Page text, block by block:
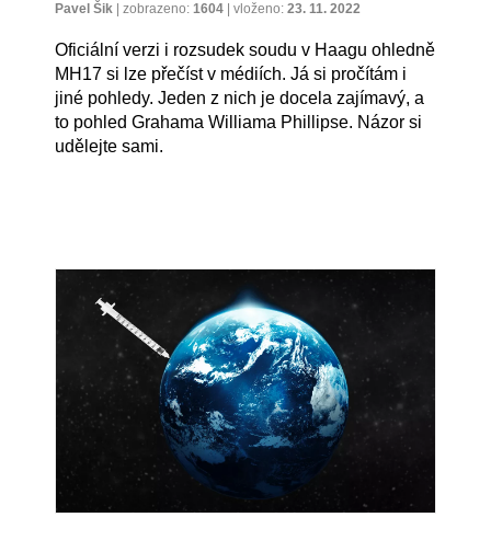
Pavel Šik zobrazeno: 1604 vloženo: 23. 11. 2022
Oficiální verzi i rozsudek soudu v Haagu ohledně
MH17 si lze přečíst v médiích. Já si pročítám i
jiné pohledy. Jeden z nich je docela zajímavý, a
to pohled Grahama Williama Phillipse. Názor si
udělejte sami.